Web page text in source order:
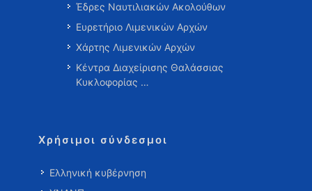
Έδρες Ναυτιλιακών Ακολούθων
Ευρετήριο Λιμενικών Αρχών
Χάρτης Λιμενικών Αρχών
Κέντρα Διαχείρισης Θαλάσσιας
Κυκλοφορίας …
Χρήσιμοι σύνδεσμοι
Ελληνική κυβέρνηση